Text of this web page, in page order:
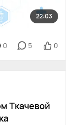
22:03
0 5 0
Ткачевой